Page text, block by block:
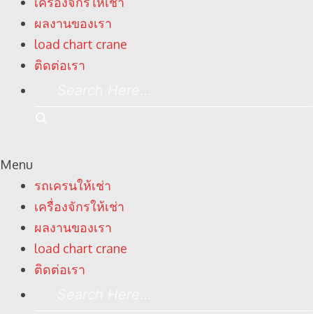
ผลงานของเรา
load chart crane
ติดต่อเรา
Menu
รถเครนให้เช่า
เครื่องจักรให้เช่า
ผลงานของเรา
load chart crane
ติดต่อเรา